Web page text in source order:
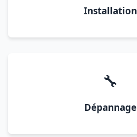
Installation
🔧
Dépannage